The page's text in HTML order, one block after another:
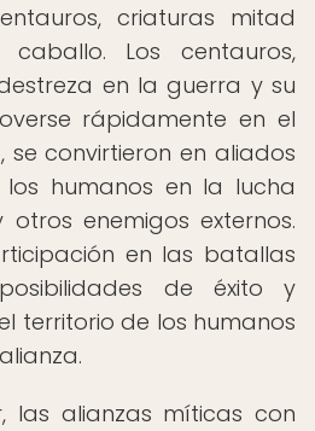
criaturas mitad
Los centauros,
en la guerra y su
rápidamente en el
convirtieron en aliados
humanos en la lucha
enemigos externos.
en las batallas
de éxito y
territorio de los humanos
las alianzas míticas con